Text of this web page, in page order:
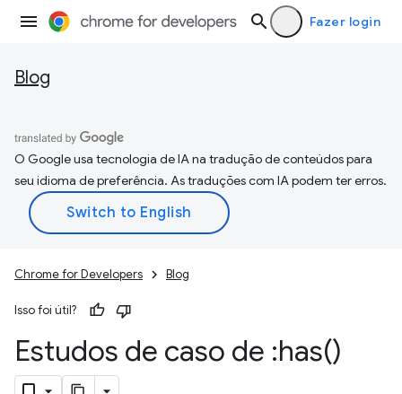
Fazer login
Blog
O Google usa tecnologia de IA na tradução de conteúdos para
seu idioma de preferência. As traduções com IA podem ter erros.
Chrome for Developers Blog
Isso foi útil?
Estudos de caso de :has()